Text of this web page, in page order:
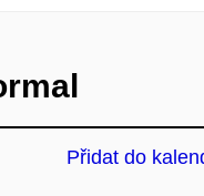
Přidat do